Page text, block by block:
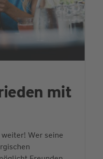
mit
weiter! Wer seine